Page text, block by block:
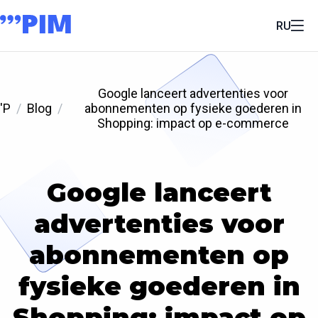
RU
'P Blog
Google lanceert advertenties voor
abonnementen op fysieke goederen in
Shopping: impact op e-commerce
Google lanceert
advertenties voor
abonnementen op
fysieke goederen in